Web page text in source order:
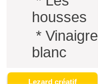
housses
* Vinaigre
blanc
Lezard créatif